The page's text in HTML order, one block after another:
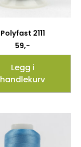
Polyfast 2111
59,-
Legg i
handlekurv